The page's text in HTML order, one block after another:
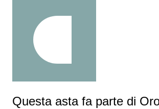
Questa asta fa parte di